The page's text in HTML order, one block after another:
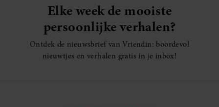
Elke week de mooiste
persoonlijke verhalen?
Ontdek de nieuwsbrief van Vriendin: boordevol
nieuwtjes en verhalen gratis in je inbox!